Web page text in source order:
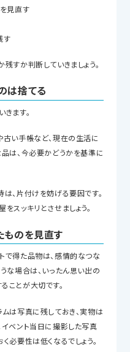
見直す
す
すか判断していきましょう。
は捨てる
ます。
古い手帳など、現在の生活に
は、今必要かどうかを基準に
、片付けを妨げる要因です。
スッキリとさせましょう。
ものを見直す
で得た品物は、感情的なつな
な場合は、いったん思い出の
ことが大切です。
は写真に残しておき、実物は
ベント当日に撮影した写真
必要性は低くなるでしょう。